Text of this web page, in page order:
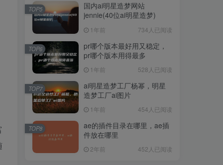
国内ai明星造梦网站
jennie(40位ai明星造梦)
1年前 734人已阅读
TOP5
pr哪个版本最好用又稳定，
pr哪个版本用得最多
1年前 528人已阅读
TOP6
ai明星造梦工厂杨幂，明星
造梦工厂ai图片
1年前 454人已阅读
TOP7
ae的插件目录在哪里，ae插
件放在哪里
2年前 452人已阅读
TOP8